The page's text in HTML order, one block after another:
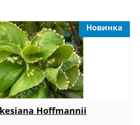
Новинка
Hoffmannii